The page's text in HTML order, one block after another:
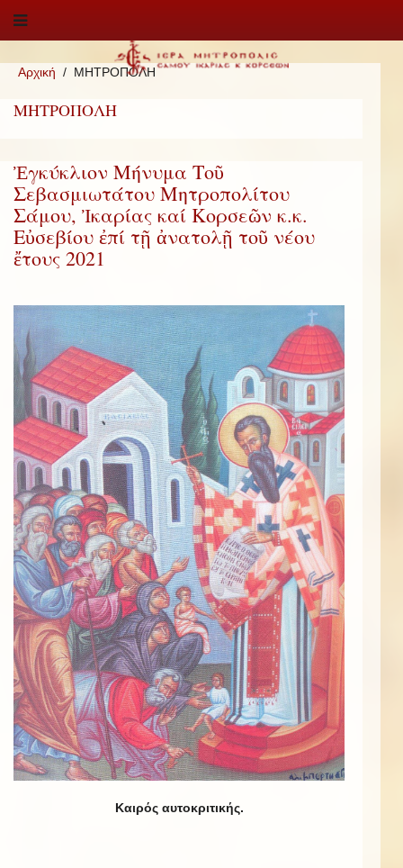
Αρχική ΜΗΤΡΟΠΟΛΗ
ΜΗΤΡΟΠΟΛΗ
Ἐγκύκλιον Μήνυμα Τοῦ
Σεβασμιωτάτου Μητροπολίτου
Σάμου, Ἰκαρίας καί Κορσεῶν κ.κ.
Εὐσεβίου ἐπί τῇ ἀνατολῇ τοῦ νέου
ἔτους 2021
Καιρός αυτοκριτικής.